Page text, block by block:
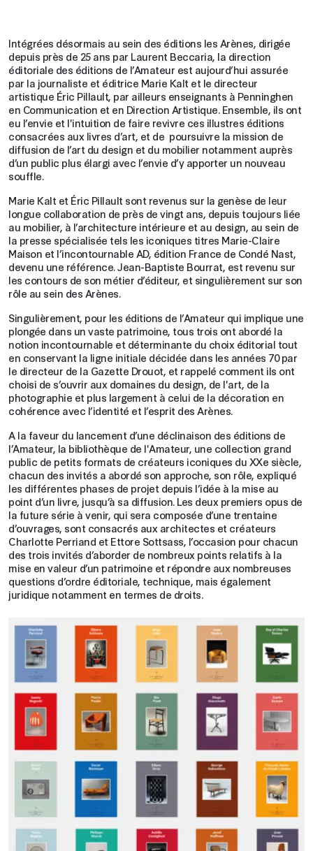
Intégrées désormais au sein des éditions les Arènes, dirigée
depuis près de 25 ans par Laurent Beccaria, la direction
éditoriale des éditions de l’Amateur est aujourd’hui assurée
par la journaliste et éditrice Marie Kalt et le directeur
artistique Éric Pillault, par ailleurs enseignants à Penninghen
en Communication et en Direction Artistique. Ensemble, ils ont
eu l’envie et l'intuition de faire revivre ces illustres éditions
consacrées aux livres d’art, et de poursuivre la mission de
diffusion de l’art du design et du mobilier notamment auprès
d’un public plus élargi avec l’envie d’y apporter un nouveau
souffle.
Marie Kalt et Éric Pillault sont revenus sur la genèse de leur
longue collaboration de près de vingt ans, depuis toujours liée
au mobilier, à l’architecture intérieure et au design, au sein de
la presse spécialisée tels les iconiques titres Marie-Claire
Maison et l’incontournable AD, édition France de Condé Nast,
devenu une référence. Jean-Baptiste Bourrat, est revenu sur
les contours de son métier d’éditeur, et singulièrement sur son
rôle au sein des Arènes.
Singulièrement, pour les éditions de l’Amateur qui implique une
plongée dans un vaste patrimoine, tous trois ont abordé la
notion incontournable et déterminante du choix éditorial tout
en conservant la ligne initiale décidée dans les années 70 par
le directeur de la Gazette Drouot, et rappelé comment ils ont
choisi de s’ouvrir aux domaines du design, de l'art, de la
photographie et plus largement à celui de la décoration en
cohérence avec l’identité et l’esprit des Arènes.
A la faveur du lancement d’une déclinaison des éditions de
l’Amateur, la bibliothèque de l'Amateur, une collection grand
public de petits formats de créateurs iconiques du XXe siècle,
chacun des invités a abordé son approche, son rôle, expliqué
les différentes phases de projet depuis l’idée à la mise au
point d’un livre, jusqu’à sa diffusion. Les deux premiers opus de
la future série à venir, qui sera composée d’une trentaine
d’ouvrages, sont consacrés aux architectes et créateurs
Charlotte Perriand et Ettore Sottsass, l’occasion pour chacun
des trois invités d’aborder de nombreux points relatifs à la
mise en valeur d’un patrimoine et répondre aux nombreuses
questions d’ordre éditoriale, technique, mais également
juridique notamment en termes de droits.